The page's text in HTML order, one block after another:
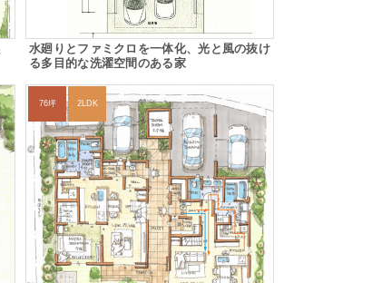
水廻りとファミクロを一体化、光と風の抜け
る多目的な洗濯空間のある家
76坪 2LDK